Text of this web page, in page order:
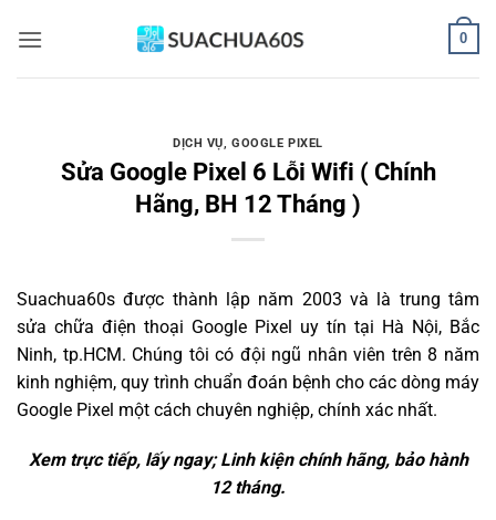
qua
0
DỊCH VỤ,GOOGLE PIXEL
Sửa Google Pixel 6 Lỗi Wifi ( Chính
Hãng, BH 12 Tháng )
Suachua60s được thành lập năm 2003 và là trung tâm
sửa chữa điện thoại Google Pixel uy tín tại Hà Nội, Bắc
Ninh, tp.HCM. Chúng tôi có đội ngũ nhân viên trên 8 năm
kinh nghiệm, quy trình chuẩn đoán bệnh cho các dòng máy
Google Pixel một cách chuyên nghiệp, chính xác nhất.
Xem trực tiếp, lấy ngay; Linh kiện chính hãng, bảo hành
12 tháng.